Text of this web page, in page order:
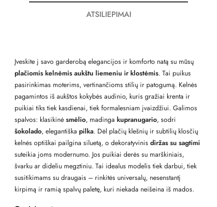
ATSILIEPIMAI
Įveskite į savo garderobą elegancijos ir komforto natą su mūsų
plačiomis kelnėmis aukštu liemeniu ir klostėmis. Tai puikus
pasirinkimas moterims, vertinančioms stilių ir patogumą. Kelnės
pagamintos iš aukštos kokybės audinio, kuris gražiai krenta ir
puikiai tiks tiek kasdienai, tiek formalesniam įvaizdžiui. Galimos
spalvos: klasikinė smėlio, madinga kupranugario, sodri
šokolado, elegantiška pilka. Dėl plačių klešnių ir subtilių klosčių
kelnės optiškai pailgina siluetą, o dekoratyvinis diržas su sagtimi
suteikia joms modernumo. Jos puikiai derės su marškiniais,
švarku ar dideliu megztiniu. Tai idealus modelis tiek darbui, tiek
susitikimams su draugais – rinkitės universalų, nesenstantį
kirpimą ir ramią spalvų paletę, kuri niekada neišeina iš mados.